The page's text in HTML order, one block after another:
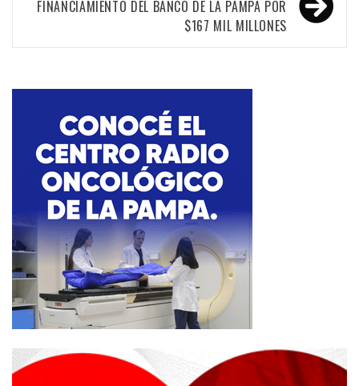
FINANCIAMIENTO DEL BANCO DE LA PAMPA POR
$167 MIL MILLONES